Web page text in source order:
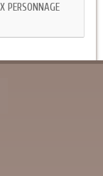
PERSONNAGE